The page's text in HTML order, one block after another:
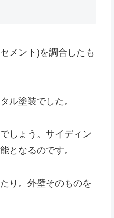
メント)を調合したも
ル塗装でした。
しょう。サイディン
となるのです。
り。外壁そのものを